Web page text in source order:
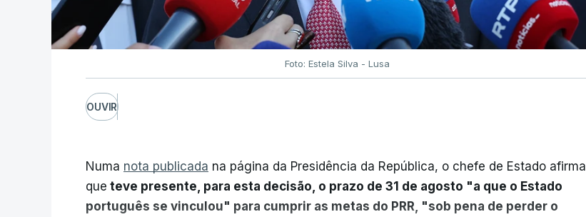
Foto: Estela Silva - Lusa
OUVIR
Numa nota publicada na página da Presidência da República, o chefe de Estado afirma
que teve presente, para esta decisão, o prazo de 31 de agosto "a que o Estado
português se vinculou" para cumprir as metas do PRR, "sob pena de perder o